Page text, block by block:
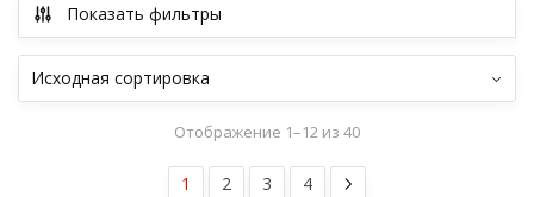
Показать фильтры
Отображение 1–12 из 40
1 2 3 4